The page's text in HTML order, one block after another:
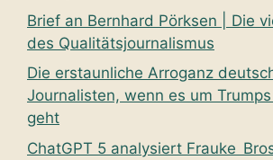
Brief an Bernhard Pörksen | Die
des Qualitätsjournalismus
Die erstaunliche Arroganz
Journalisten, wenn es um
geht
ChatGPT 5 analysiert Frauke